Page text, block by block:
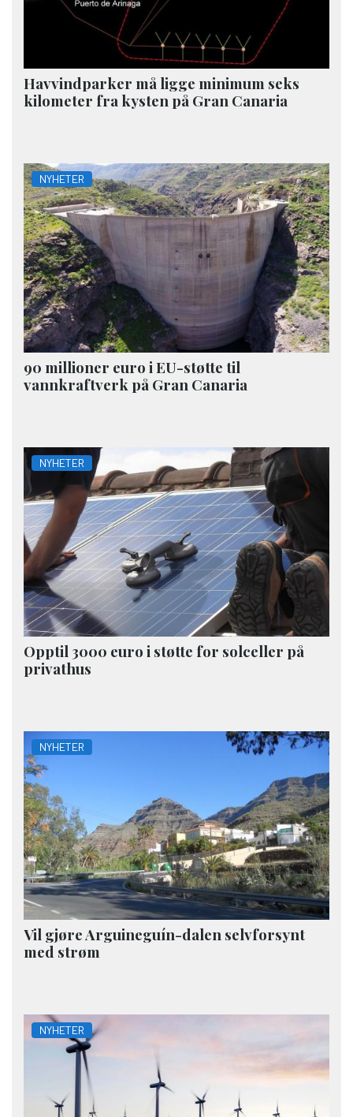
Havvindparker må ligge minimum seks
kilometer fra kysten på Gran Canaria
NYHETER
90 millioner euro i EU-støtte til
vannkraftverk på Gran Canaria
NYHETER
Opptil 3000 euro i støtte for solceller på
privathus
NYHETER
Vil gjøre Arguineguín-dalen selvforsynt
med strøm
NYHETER